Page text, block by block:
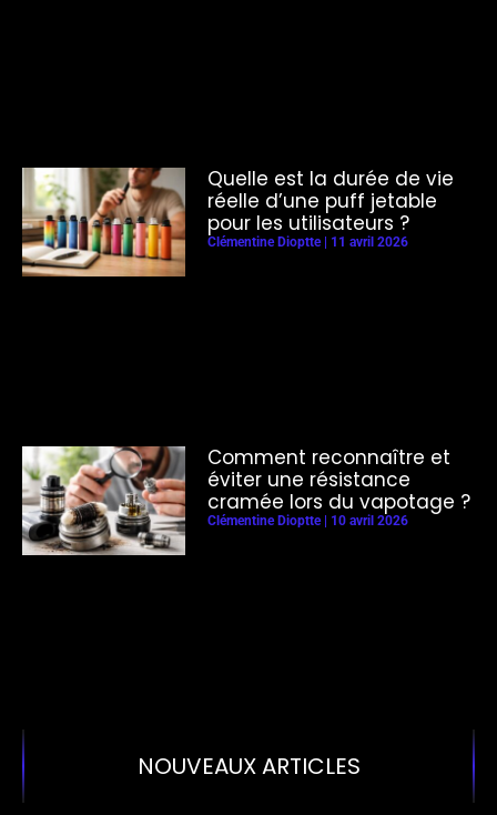
Quelle est la durée de vie
réelle d’une puff jetable
pour les utilisateurs ?
Clémentine Dioptte 11 avril 2026
Comment reconnaître et
éviter une résistance
cramée lors du vapotage ?
Clémentine Dioptte 10 avril 2026
NOUVEAUX ARTICLES